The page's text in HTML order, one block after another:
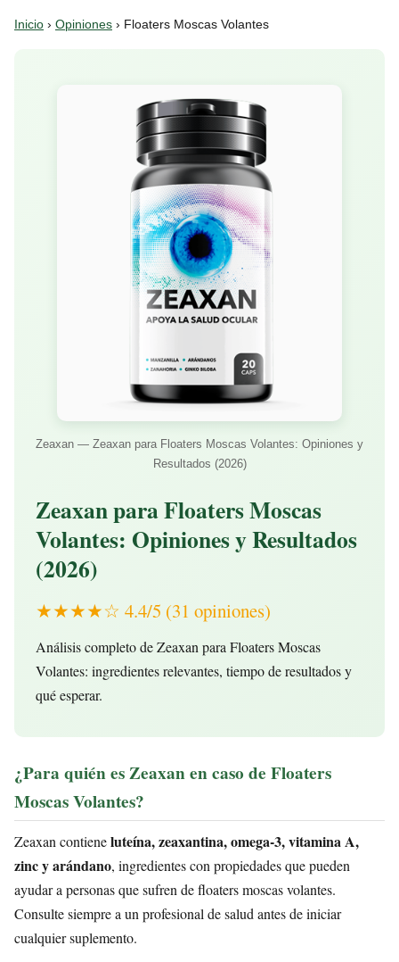
Inicio › Opiniones › Floaters Moscas Volantes
Zeaxan — Zeaxan para Floaters Moscas Volantes: Opiniones y
Resultados (2026)
Zeaxan para Floaters Moscas
Volantes: Opiniones y Resultados
(2026)
★★★★☆ 4.4/5 (31 opiniones)
Análisis completo de Zeaxan para Floaters Moscas
Volantes: ingredientes relevantes, tiempo de resultados y
qué esperar.
¿Para quién es Zeaxan en caso de Floaters
Moscas Volantes?
Zeaxan contieneluteína, zeaxantina, omega-3, vitamina A,
zinc y arándano, ingredientes con propiedades que pueden
ayudar a personas que sufren de floaters moscas volantes.
Consulte siempre a un profesional de salud antes de iniciar
cualquier suplemento.